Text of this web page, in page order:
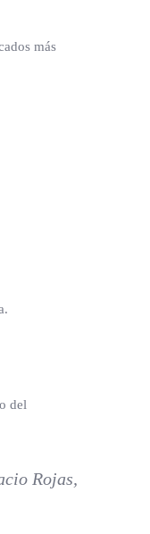
más
del
Rojas,